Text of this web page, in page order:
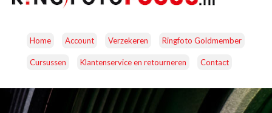
Home Account Verzekeren Ringfoto Goldmember
Cursussen Klantenservice en retourneren Contact
CAMERA’S OBJECTIEVEN ACCESSOIRES